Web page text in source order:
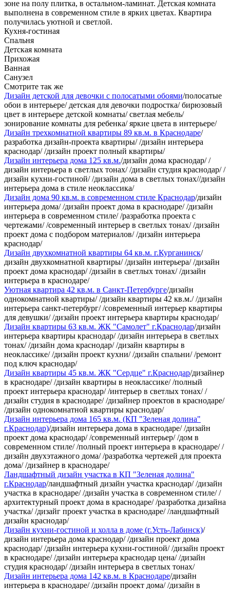
зоне на полу плитка, в остальном-ламинат. Детская комната
выполнена в современном стиле в ярких цветах. Квартира
получилась уютной и светлой.
Кухня-гостиная
Спальня
Детская комната
Прихожая
Ванная
Санузел
Смотрите так же
Дизайн детской для девочки с полосатыми обоями/полосатые
обои в интерьере/ детская для девочки подростка/ бирюзовый
цвет в интерьере детской комнаты/ светлая мебель/
зонирование комнаты для ребенка/ яркие цвета в интерьере/
Дизайн трехкомнатной квартиры 89 кв.м. в Краснодаре/
разработка дизайн-проекта квартиры/ /дизайн интерьера
краснодар/ /дизайн проект полный квартиры/
Дизайн интерьера дома 125 кв.м./дизайн дома краснодар/ /
дизайн интерьера в светлых тонах/ /дизайн студия краснодар/ /
дизайн кухни-гостиной/ /дизайн дома в светлых тонах//дизайн
интерьера дома в стиле неоклассика/
Дизайн дома 90 кв.м. в современном стиле Краснодар/дизайн
интерьера дома/ /дизайн проект дома в краснодаре/ /дизайн
интерьера в современном стиле/ /разработка проекта с
чертежами/ /современный интерьер в светлых тонах/ /дизайн
проект дома с подбором материалов/ /дизайн интерьера
краснодар/
Дизайн двухкомнатной квартиры 64 кв.м. г.Курганинск/
дизайн двухкомнатной квартиры/ /дизайн интерьера/ /дизайн
проект дома краснодар/ /дизайн в светлых тонах/ /дизайн
интерьера в краснодаре/
Уютная квартира 42 кв.м. в Санкт-Петербурге/дизайн
однокомнатной квартиры/ /дизайн квартиры 42 кв.м./ /дизайн
интерьера санкт-петербург/ /современный интерьер квартиры
для девушки/ /дизайн проект интерьера квартиры краснодар/
Дизайн квартиры 63 кв.м. ЖК "Самолет" г.Краснодар/дизайн
интерьера квартиры краснодар/ /дизайн интерьера в светлых
тонах/ /дизайн дома краснодар/ /дизайн квартиры в
неоклассике/ /дизайн проект кухни/ /дизайн спальни/ /ремонт
под ключ краснодар/
Дизайн квартиры 45 кв.м. ЖК "Сердце" г.Краснодар/дизайнер
в краснодаре/ /дизайн квартиры в неоклассике/ /полный
проект интерьера краснодар/ /интерьер в светлых тонах/ /
дизайн студия в краснодаре/ /дизайнер проектов в краснодаре/
/дизайн однокомнатной квартиры краснодар/
Дизайн интерьера дома 165 кв.м. (КП "Зеленая долина"
г.Краснодар)/дизайн интерьера дома в краснодаре/ /дизайн
проект дома краснодар/ /современный интерьер/ /дом в
современном стиле/ /полный проект интерьера в краснодаре/ /
дизайн двухэтажного дома/ /разработка чертежей для проекта
дома/ /дизайнер в краснодаре/
Ландшафтный дизайн участка в КП "Зеленая долина"
г.Краснодар/ландшафтный дизайн участка краснодар/ /дизайн
участка в краснодаре/ /дизайн участка в современном стиле/ /
архитектурный проект дома в краснодаре/ /разработка дизайна
участка/ /дизайг проект участка в краснодаре/ /ландшафтный
дизайн краснодар/
Дизайн кухни-гостиной и холла в доме (г.Усть-Лабинск)/
дизайн интерьера дома краснодар/ /дизайн проект дома
краснодар/ /дизайн интерьера кухни-гостиной/ /дизайн проект
в краснодаре/ /дизайн интерьера краснодар цена/ /дизайн
студия краснодар/ /дизайн интерьера в светлых тонах/
Дизайн интерьера дома 142 кв.м. в Краснодаре/дизайн
интерьера в краснодаре/ /дизайн проект дома/ /дизайн в